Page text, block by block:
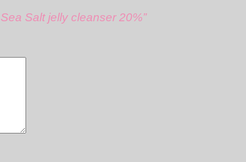
Salt jelly cleanser 20%”